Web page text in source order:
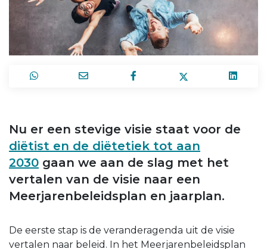
Nu er een stevige visie staat voor de
diëtist en de diëtetiek tot aan
2030 gaan we aan de slag met het
vertalen van de visie naar een
Meerjarenbeleidsplan en jaarplan.
De eerste stap is de veranderagenda uit de visie
vertalen naar beleid. In het Meerjarenbeleidsplan